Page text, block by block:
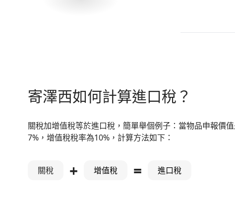
寄澤西如何計算進口稅？
關稅加增值稅等於進口稅，簡單舉個例子：當物品申報價
7%，增值稅稅率為10%，計算方法如下：
關稅 + 增值稅 = 進口稅